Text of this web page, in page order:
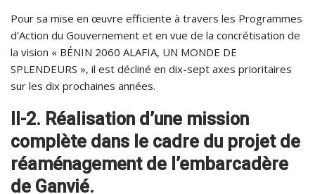
Pour sa mise en œuvre efficiente à travers les Programmes
d’Action du Gouvernement et en vue de la concrétisation de
la vision « BÉNIN 2060 ALAFIA, UN MONDE DE
SPLENDEURS », il est décliné en dix-sept axes prioritaires
sur les dix prochaines années.
II-2. Réalisation d’une mission
complète dans le cadre du projet de
réaménagement de l’embarcadère
de Ganvié.